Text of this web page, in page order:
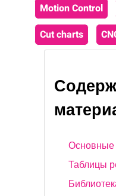
Motion Control
Cut charts
Основные
Таблицы